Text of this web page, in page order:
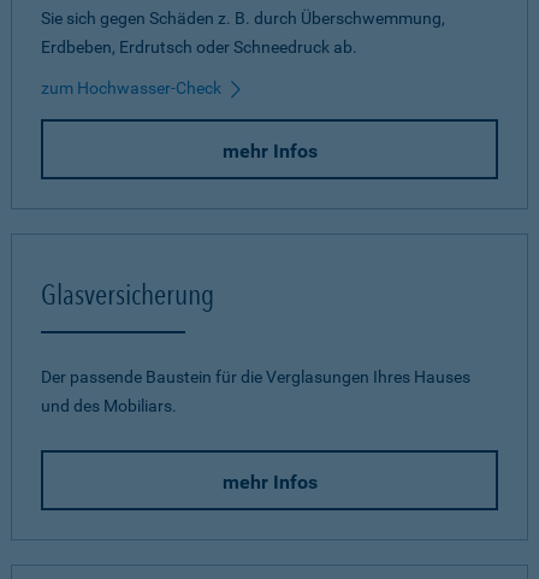
Sie sich gegen Schäden z. B. durch Überschwemmung,
Erdbeben, Erdrutsch oder Schneedruck ab.
zum Hochwasser-Check
mehr Infos
Glasversicherung
Der passende Baustein für die Verglasungen Ihres Hauses
und des Mobiliars.
mehr Infos